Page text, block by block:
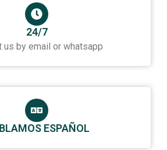
24/7
us by email or whatsapp
ESPAÑOL